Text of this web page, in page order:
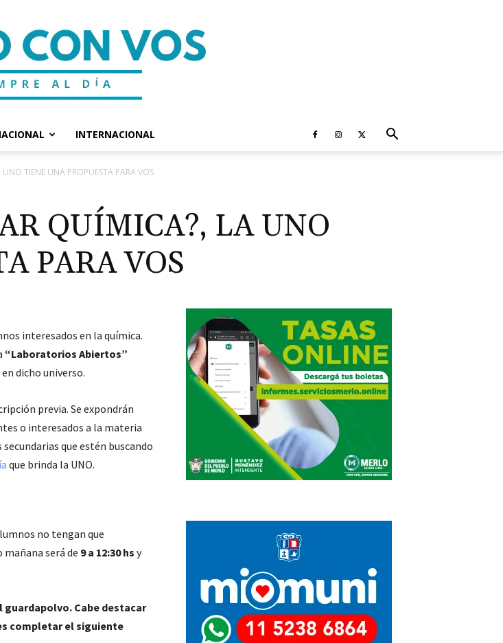
Con
Vos
INTERNACIONAL
UNO TIENE UNA PROPUESTA PARA VOS
QUÍMICA?, LA UNO
PARA VOS
interesados en la química.
“Laboratorios Abiertos”
dicho universo.
previa. Se expondrán
o interesados a la materia
que estén buscando
que brinda la UNO.
no tengan que
mañana será de 9 a 12:30 hs y
guardapolvo. Cabe destacar
completar el siguiente